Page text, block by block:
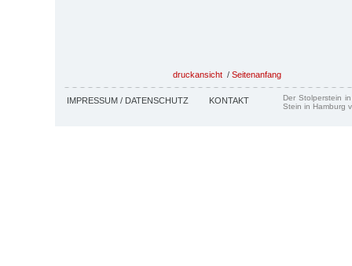
druckansicht / Seitenanfang
IMPRESSUM / DATENSCHUTZ KONTAKT
Der Stolperstein
Stein in Hamburg